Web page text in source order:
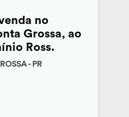
no
Grossa, ao
Ross.
- PR